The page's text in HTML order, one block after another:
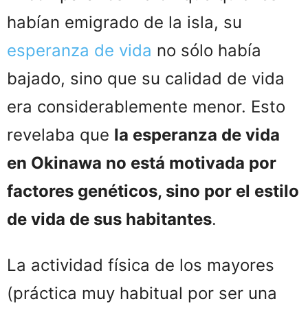
habían emigrado de la isla, su
esperanza de vida no sólo había
bajado, sino que su calidad de vida
era considerablemente menor. Esto
revelaba que la esperanza de vida
en Okinawa no está motivada por
factores genéticos, sino por el estilo
de vida de sus habitantes.
La actividad física de los mayores
(práctica muy habitual por ser una